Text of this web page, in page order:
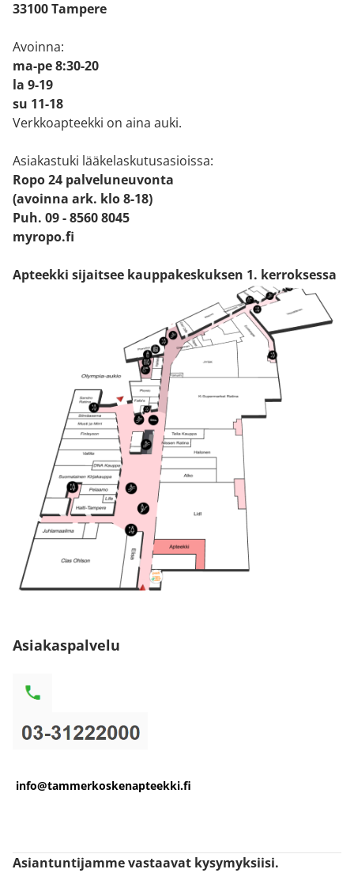
33100 Tampere
Avoinna:
ma-pe 8:30-20
la 9-19
su 11-18
Verkkoapteekki on aina auki.
Asiakastuki lääkelaskutusasioissa:
Ropo 24 palveluneuvonta
(avoinna ark. klo 8-18)
Puh. 09 - 8560 8045
myropo.fi
Apteekki sijaitsee kauppakeskuksen 1. kerroksessa
Asiakaspalvelu
info@tammerkoskenapteekki.fi
Asiantuntijamme vastaavat kysymyksiisi.